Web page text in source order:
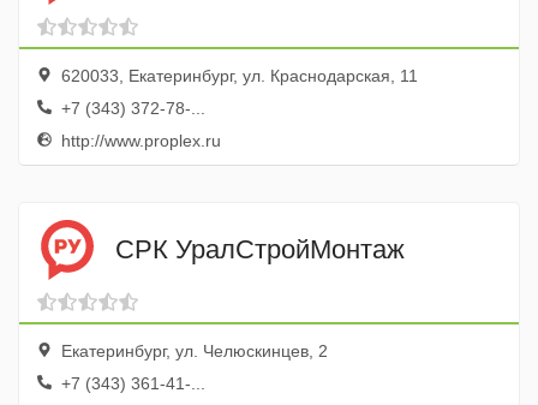
620033, Екатеринбург, ул. Краснодарская, 11
+7 (343) 372-78-...
http://www.proplex.ru
СРК УралСтройМонтаж
Екатеринбург, ул. Челюскинцев, 2
+7 (343) 361-41-...